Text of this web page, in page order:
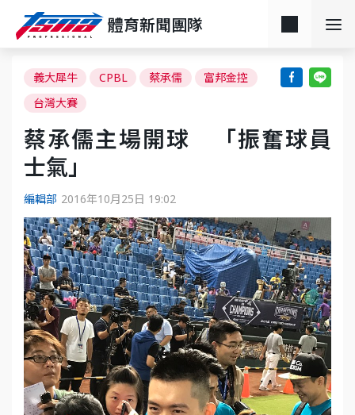
體育新聞團隊
義大犀牛 CPBL 蔡承儒
富邦金控
台灣大賽
蔡承儒主場開球 「振奮球員
士氣」
編輯部 2016年10月25日 19:02